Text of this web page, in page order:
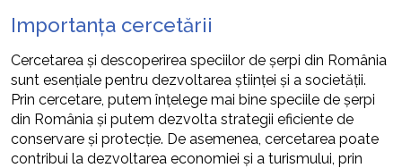
Importanța cercetării
Cercetarea și descoperirea speciilor de șerpi din România
sunt esențiale pentru dezvoltarea științei și a societății.
Prin cercetare, putem înțelege mai bine speciile de șerpi
din România și putem dezvolta strategii eficiente de
conservare și protecție. De asemenea, cercetarea poate
contribui la dezvoltarea economiei și a turismului, prin